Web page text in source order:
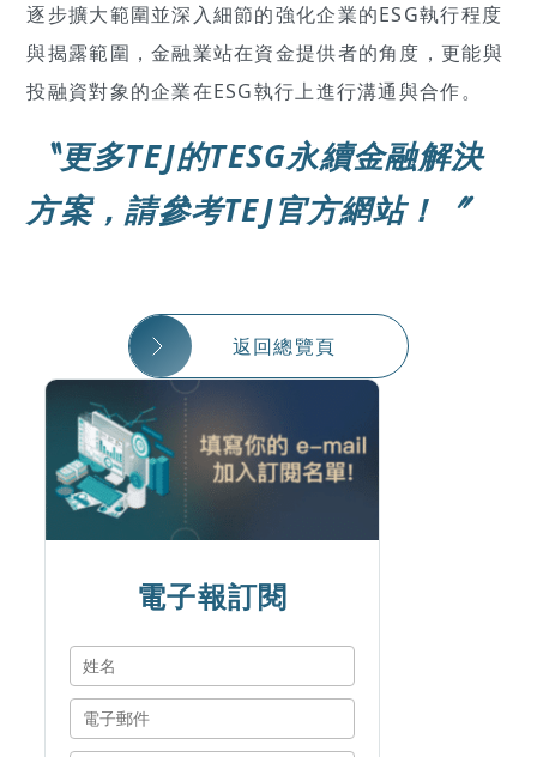
逐步擴大範圍並深入細節的強化企業的ESG執行程度
與揭露範圍，金融業站在資金提供者的角度，更能與
投融資對象的企業在ESG執行上進行溝通與合作。
〝更多TEJ的TESG永續金融解決
方案，請參考TEJ官方網站！〞
返回總覽頁
電子報訂閱